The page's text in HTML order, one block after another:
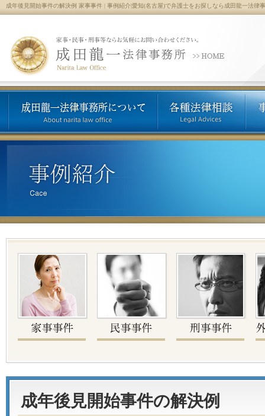
成年後見開始事件の解決例 家事事件 | 事例紹介|愛知(名古屋)で弁護士をお探しなら成田龍一法
成年後見開始事件の解決例